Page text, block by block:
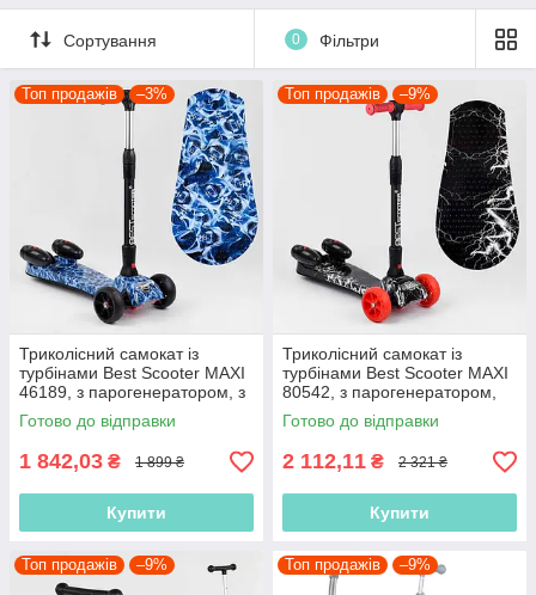
Сортування 0 Фільтри
Топ продажів –3%
Триколісний самокат із
турбінами Best Scooter MAXI
46189, з парогенератором, з
димом і музикою
Готово до відправки
1 842,03 ₴ 1 899 ₴
Купити
Топ продажів –9%
Триколісний самокат із
турбінами Best Scooter MAXI
80542, з парогенератором,
музикою
Готово до відправки
2 112,11 ₴ 2 321 ₴
Купити
Топ продажів –9% Топ продажів –9%